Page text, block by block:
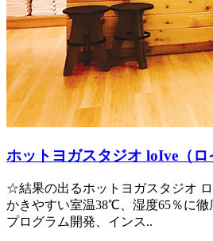
ホットヨガスタジオ loIve（
☆結果の出るホットヨガスタジオ
かきやすい室温38℃、湿度65％に
プログラム開発、インス..